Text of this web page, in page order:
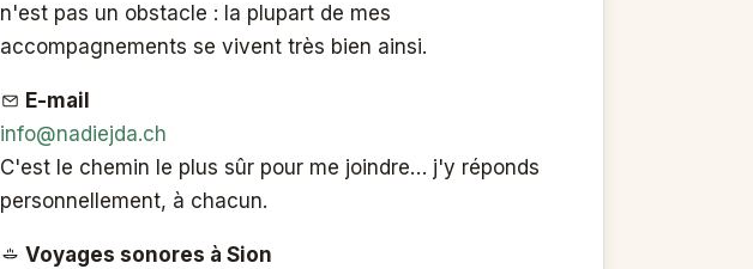
n'est pas un obstacle : la plupart de mes
accompagnements se vivent très bien ainsi.
E-mail
info@nadiejda.ch
C'est le chemin le plus sûr pour me joindre… j'y réponds
personnellement, à chacun.
Voyages sonores à Sion